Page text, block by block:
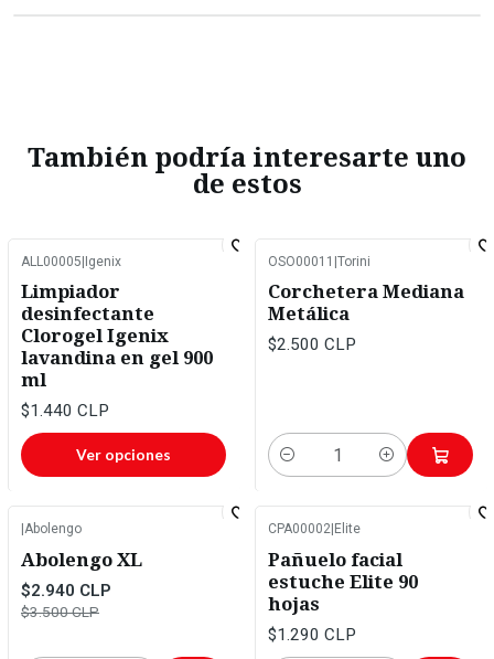
También podría interesarte uno
de estos
ALL00005 Igenix
Limpiador
desinfectante
Clorogel Igenix
lavandina en gel 900
ml
$1.440 CLP
Ver opciones
OSO00011 Torini
Corchetera Mediana
Metálica
$2.500 CLP
Cantidad
Abolengo
Abolengo XL
$2.940 CLP
$3.500 CLP
CPA00002 Elite
Pañuelo facial
estuche Elite 90
hojas
$1.290 CLP